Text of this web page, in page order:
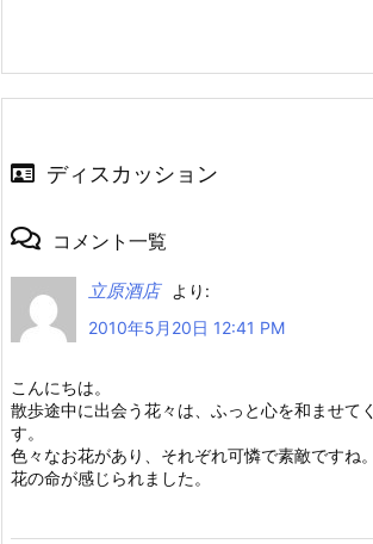
ディスカッション
コメント一覧
立原酒店
より:
2010年5月20日 12:41 PM
こんにちは。
散歩途中に出会う花々は、ふっと心を和ませて
す。
色々なお花があり、それぞれ可憐で素敵ですね。
花の命が感じられました。